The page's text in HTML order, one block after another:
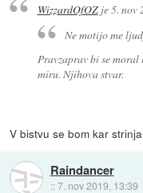
WizzardOfOZje5. nov
Ne motijo me
Pravzaprav bi se
miru. Njihova stvar.
V bistvu se bom kar
Raindancer
::7. nov 2019, 13:39